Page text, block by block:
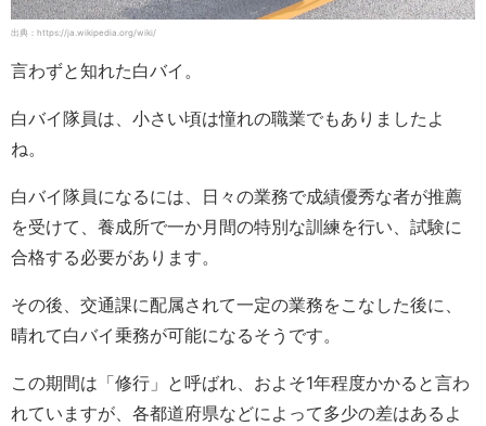
出典：https://ja.wikipedia.org/wiki/
言わずと知れた白バイ。
白バイ隊員は、小さい頃は憧れの職業でもありましたよ
ね。
白バイ隊員になるには、日々の業務で成績優秀な者が推薦
を受けて、養成所で一か月間の特別な訓練を行い、試験に
合格する必要があります。
その後、交通課に配属されて一定の業務をこなした後に、
晴れて白バイ乗務が可能になるそうです。
この期間は「修行」と呼ばれ、およそ1年程度かかると言わ
れていますが、各都道府県などによって多少の差はあるよ